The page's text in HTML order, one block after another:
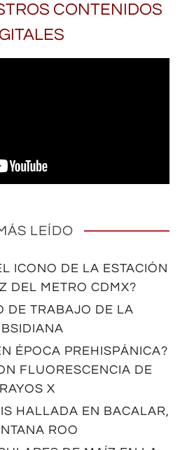
CONTENIDOS
LEÍDO
ICONO DE LA ESTACIÓN
DEL METRO CDMX?
DE TRABAJO DE LA
ÉPOCA PREHISPÁNICA?
FLUORESCENCIA DE
RAYOS X
HALLADA EN BACALAR,
ROO